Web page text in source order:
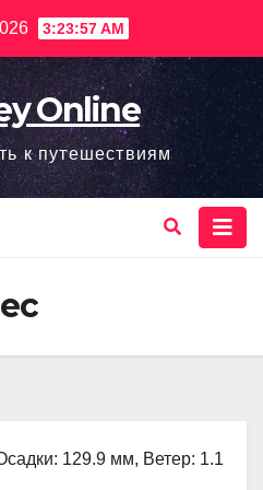
3:23:58 AM
Online
к путешествиям
129.9 мм, Ветер: 1.1